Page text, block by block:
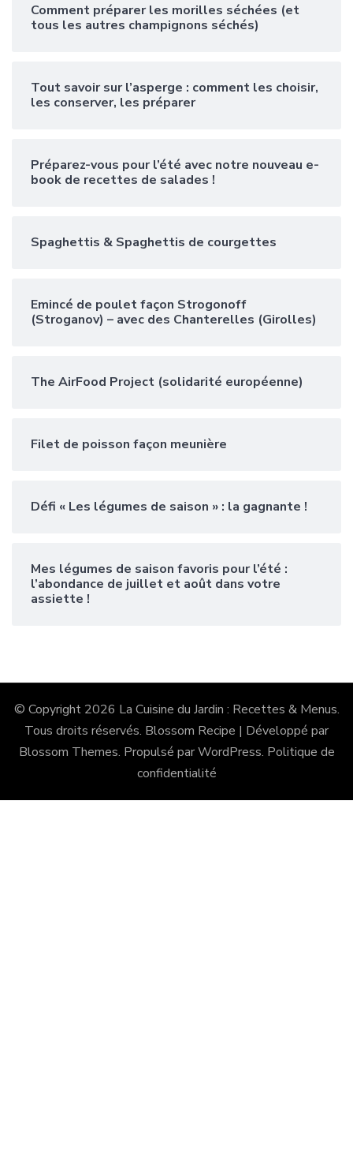
Comment préparer les morilles séchées (et
tous les autres champignons séchés)
Tout savoir sur l’asperge : comment les choisir,
les conserver, les préparer
Préparez-vous pour l’été avec notre nouveau e-
book de recettes de salades !
Spaghettis & Spaghettis de courgettes
Emincé de poulet façon Strogonoff
(Stroganov) – avec des Chanterelles (Girolles)
The AirFood Project (solidarité européenne)
Filet de poisson façon meunière
Défi « Les légumes de saison » : la gagnante !
Mes légumes de saison favoris pour l’été :
l’abondance de juillet et août dans votre
assiette !
© Copyright 2026 La Cuisine du Jardin : Recettes & Menus.
Tous droits réservés. Blossom Recipe | Développé par
Blossom Themes. Propulsé parWordPress. Politique de
confidentialité